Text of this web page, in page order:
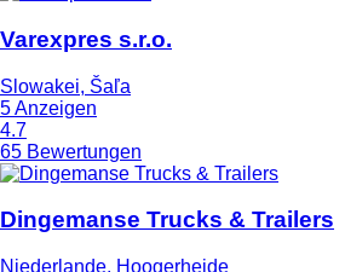
Varexpres s.r.o.
Slowakei, Šaľa
5 Anzeigen
4.7
65 Bewertungen
Dingemanse Trucks & Trailers
Niederlande, Hoogerheide